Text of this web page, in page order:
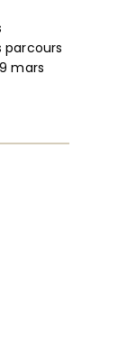
parcours
9 mars